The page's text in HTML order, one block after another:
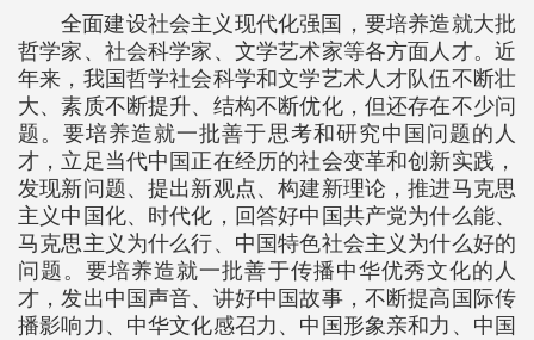
全面建设社会主义现代化强国，要培养造就大批
哲学家、社会科学家、文学艺术家等各方面人才。近
年来，我国哲学社会科学和文学艺术人才队伍不断壮
大、素质不断提升、结构不断优化，但还存在不少问
题。要培养造就一批善于思考和研究中国问题的人
才，立足当代中国正在经历的社会变革和创新实践，
发现新问题、提出新观点、构建新理论，推进马克思
主义中国化、时代化，回答好中国共产党为什么能、
马克思主义为什么行、中国特色社会主义为什么好的
问题。要培养造就一批善于传播中华优秀文化的人
才，发出中国声音、讲好中国故事，不断提高国际传
播影响力、中华文化感召力、中国形象亲和力、中国